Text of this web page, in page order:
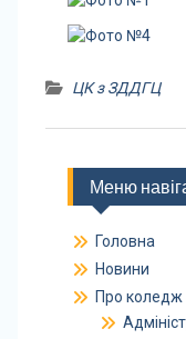
ЦК з ЗДДГЦ
Меню
Головна
Новини
Про коледж